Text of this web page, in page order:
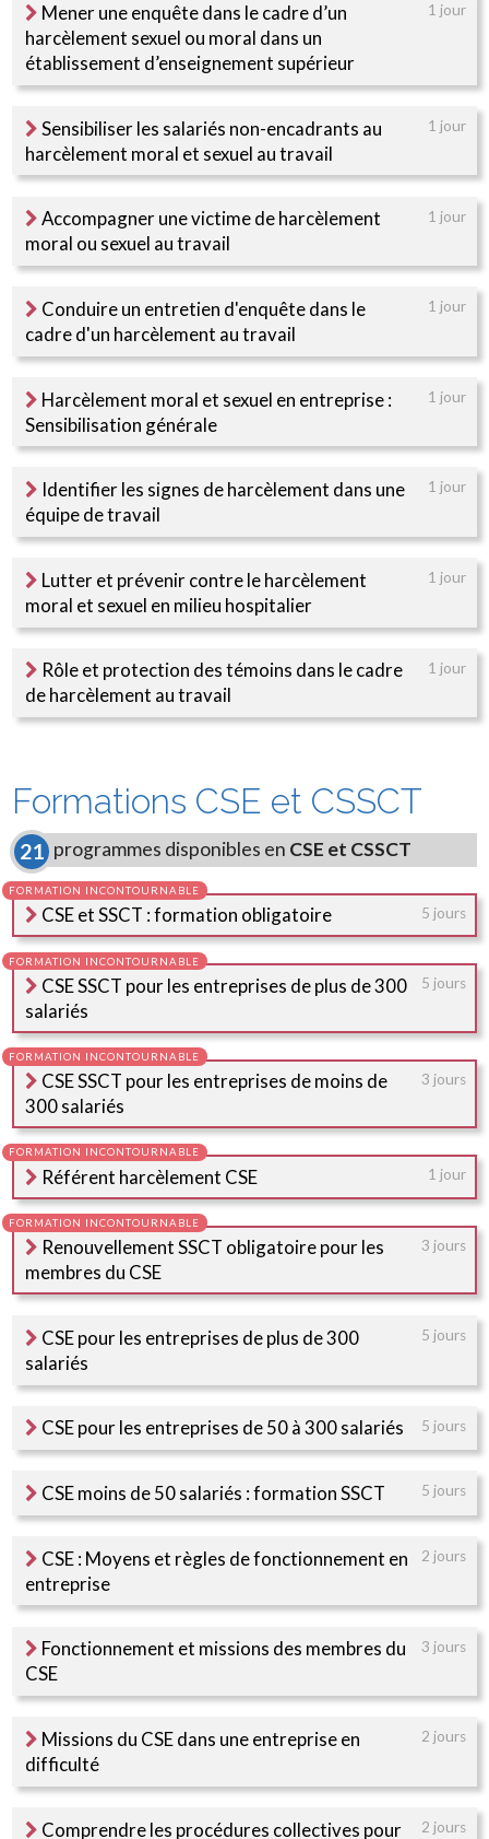
Mener une enquête dans le cadre d’un
harcèlement sexuel ou moral dans un
établissement d’enseignement supérieur
1 jour
Sensibiliser les salariés non-encadrants au
harcèlement moral et sexuel au travail
1 jour
Accompagner une victime de harcèlement
moral ou sexuel au travail
1 jour
Conduire un entretien d'enquête dans le
cadre d'un harcèlement au travail
1 jour
Harcèlement moral et sexuel en entreprise :
Sensibilisation générale
1 jour
Identifier les signes de harcèlement dans une
équipe de travail
1 jour
Lutter et prévenir contre le harcèlement
moral et sexuel en milieu hospitalier
1 jour
Rôle et protection des témoins dans le cadre
de harcèlement au travail
1 jour
Formations CSE et CSSCT
21 programmes disponibles en CSE et CSSCT
CSE et SSCT : formation obligatoire 5 jours
CSE SSCT pour les entreprises de plus de 300
salariés
5 jours
CSE SSCT pour les entreprises de moins de
300 salariés
3 jours
Référent harcèlement CSE 1 jour
Renouvellement SSCT obligatoire pour les
membres du CSE
3 jours
CSE pour les entreprises de plus de 300
salariés
5 jours
CSE pour les entreprises de 50 à 300 salariés 5 jours
CSE moins de 50 salariés : formation SSCT 5 jours
CSE : Moyens et règles de fonctionnement en
entreprise
2 jours
Fonctionnement et missions des membres du
CSE
3 jours
Missions du CSE dans une entreprise en
difficulté
2 jours
Comprendre les procédures collectives pour 2 jours